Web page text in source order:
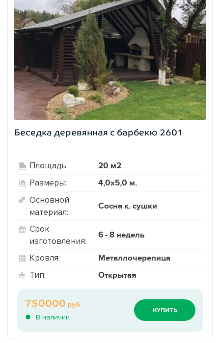
Беседка деревянная с барбекю 2601
Площадь: 20 м2
Размеры: 4,0х5,0 м.
Основной
материал:
Сосна к. сушки
Срок
изготовления:
6 - 8 недель
Кровля: Металлочерепица
Тип: Открытая
В наличии
750000 руб
КУПИТЬ